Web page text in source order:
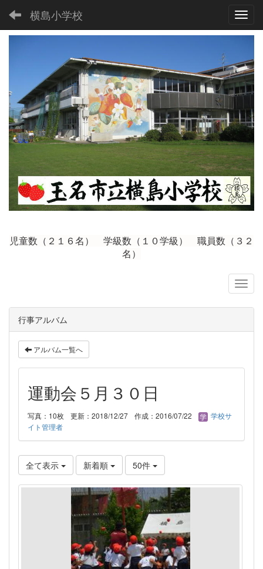
横島小学校
児童数（２１６名） 学級数（１０学級） 職員数（３２
名）
行事アルバム
アルバム一覧へ
運動会５月３０日
写真：10枚 更新：2018/12/27 作成：2016/07/22
学校サ
イト管理者
全て表示 新着順 50件